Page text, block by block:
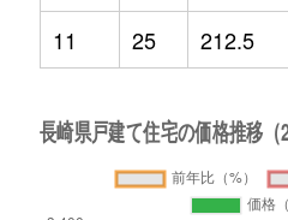
11
25 212.5